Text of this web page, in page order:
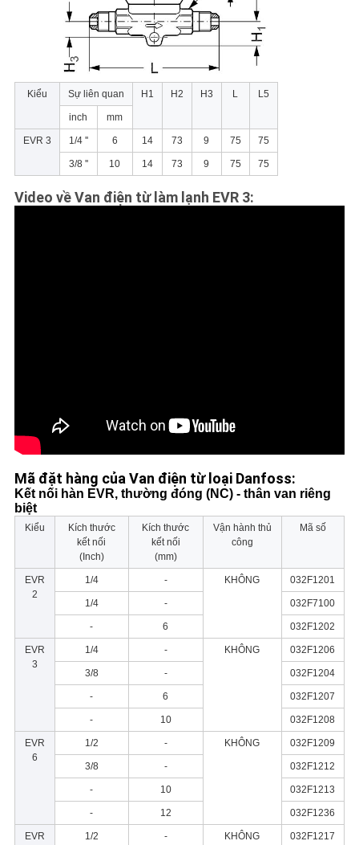
Kiểu Sự liên quan H1 H2 H3 L L5
inch mm
EVR 3 1/4 '' 6 14 73 9 75 75
3/8 '' 10 14 73 9 75 75
Video về Van điện từ làm lạnh EVR 3:
Mã đặt hàng của Van điện từ loại Danfoss:
Kết nối hàn EVR, thường đóng (NC) - thân van riêng
biệt
Kiểu
Kích thước
kết nối
(Inch)
Kích thước
kết nối
(mm)
Vận hành thủ
công
Mã số
EVR
2
1/4 - KHÔNG 032F1201
1/4 - 032F7100
- 6 032F1202
EVR
3
1/4 - KHÔNG 032F1206
3/8 - 032F1204
- 6 032F1207
- 10 032F1208
EVR
6
1/2 - KHÔNG 032F1209
3/8 - 032F1212
- 10 032F1213
- 12 032F1236
EVR
1/2 - KHÔNG 032F1217